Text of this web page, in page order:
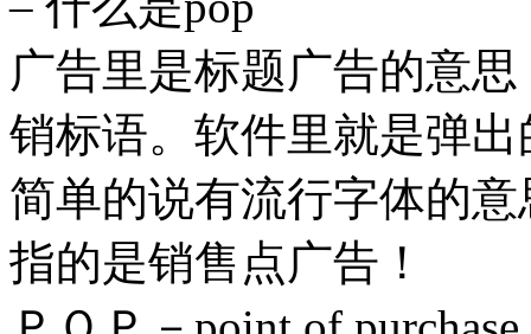
广告里是标题广告的意
销标语。软件里就是弹
简单的说有流行字体的意
指的是销售点广告！